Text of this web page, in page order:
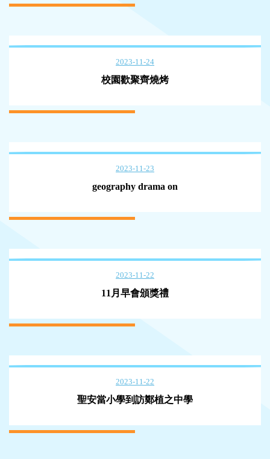
2023-11-24
校園歡聚齊燒烤
2023-11-23
geography drama on
2023-11-22
11月早會頒獎禮
2023-11-22
聖安當小學到訪鄭植之中學